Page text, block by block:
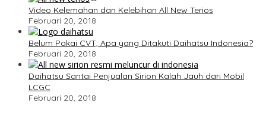
Video Kelemahan dan Kelebihan All New Terios
Februari 20, 2018
Belum Pakai CVT, Apa yang Ditakuti Daihatsu Indonesia?
Februari 20, 2018
Daihatsu Santai Penjualan Sirion Kalah Jauh dari Mobil
LCGC
Februari 20, 2018